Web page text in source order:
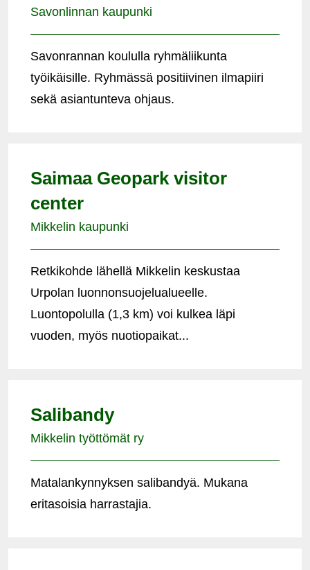
Savonlinnan kaupunki
Savonrannan koululla ryhmäliikunta
työikäisille. Ryhmässä positiivinen ilmapiiri
sekä asiantunteva ohjaus.
Saimaa Geopark visitor
center
Mikkelin kaupunki
Retkikohde lähellä Mikkelin keskustaa
Urpolan luonnonsuojelualueelle.
Luontopolulla (1,3 km) voi kulkea läpi
vuoden, myös nuotiopaikat...
Salibandy
Mikkelin työttömät ry
Matalankynnyksen salibandyä. Mukana
eritasoisia harrastajia.